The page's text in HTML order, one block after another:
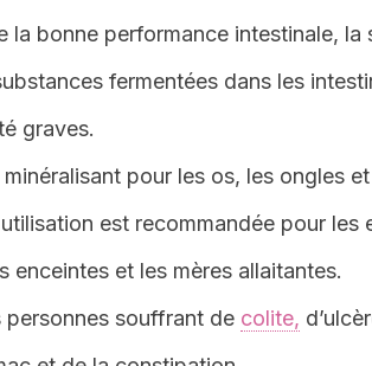
la bonne performance intestinale, la
fermentées dans les
graves.
pour les os, les ongles
est recommandée pour les
enceintes et les mères allaitantes.
personnes souffrant de colite,